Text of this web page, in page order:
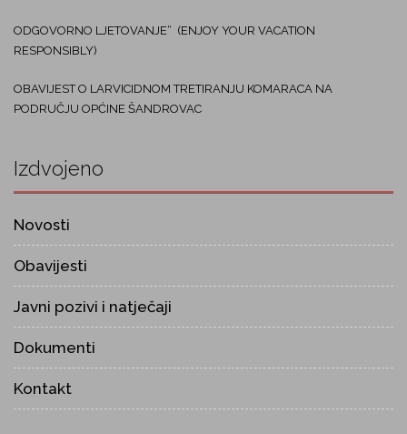
ODGOVORNO LJETOVANJE“ (ENJOY YOUR VACATION
RESPONSIBLY)
OBAVIJEST O LARVICIDNOM TRETIRANJU KOMARACA NA
PODRUČJU OPĆINE ŠANDROVAC
Izdvojeno
Novosti
Obavijesti
Javni pozivi i natječaji
Dokumenti
Kontakt